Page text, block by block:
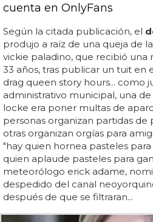
cuenta en OnlyFans
Según la citada publicación, el
produjo a raíz de una queja de
vickie paladino, que recibió
33 años, tras publicar un tuit en
drag queen story hours... como
administrativo municipal, una
locke era poner multas de
personas organizan partidas de
otras organizan orgías para
"hay quien hornea pasteles para
quien aplaude pasteles para
meteorólogo erick adame,
despedido del canal
después de que se filtraran...